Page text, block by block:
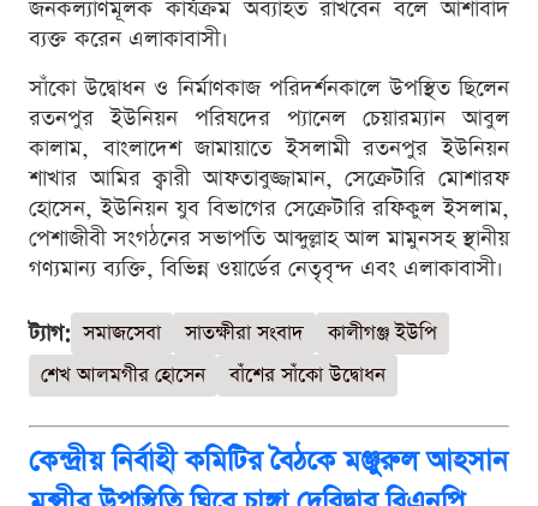
জনকল্যাণমূলক কার্যক্রম অব্যাহত রাখবেন বলে আশাবাদ
ব্যক্ত করেন এলাকাবাসী।
সাঁকো উদ্বোধন ও নির্মাণকাজ পরিদর্শনকালে উপস্থিত ছিলেন
রতনপুর ইউনিয়ন পরিষদের প্যানেল চেয়ারম্যান আবুল
কালাম, বাংলাদেশ জামায়াতে ইসলামী রতনপুর ইউনিয়ন
শাখার আমির ক্বারী আফতাবুজ্জামান, সেক্রেটারি মোশারফ
হোসেন, ইউনিয়ন যুব বিভাগের সেক্রেটারি রফিকুল ইসলাম,
পেশাজীবী সংগঠনের সভাপতি আব্দুল্লাহ আল মামুনসহ স্থানীয়
গণ্যমান্য ব্যক্তি, বিভিন্ন ওয়ার্ডের নেতৃবৃন্দ এবং এলাকাবাসী।
ট্যাগ: সমাজসেবা সাতক্ষীরা সংবাদ
কালীগঞ্জ ইউপি
শেখ আলমগীর হোসেন
বাঁশের সাঁকো উদ্বোধন
কেন্দ্রীয় নির্বাহী কমিটির বৈঠকে মঞ্জুরুল আহসান